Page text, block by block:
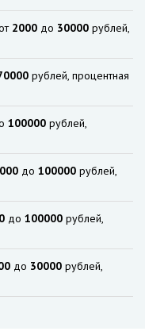
2000 до 30000 рублей,
рублей, процентная
100000 рублей,
до 100000 рублей,
до 100000 рублей,
до 30000 рублей,